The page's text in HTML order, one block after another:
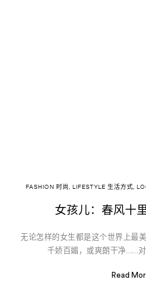
FASHION 时尚 , LIFESTYLE 生活方式,
女孩儿：春风十
无论怎样的女生都是这个世界上最
千娇百媚，或爽朗干净……
Read